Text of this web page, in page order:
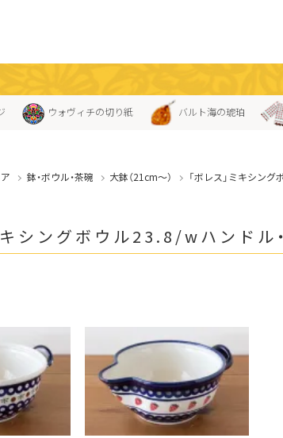
ウォヴィチの切り紙 バルト海の琥珀
鉢・ボウル・茶碗 大鉢（21cm〜） 「ボレス」ミキシン
キシングボウル23.8/wハンドル